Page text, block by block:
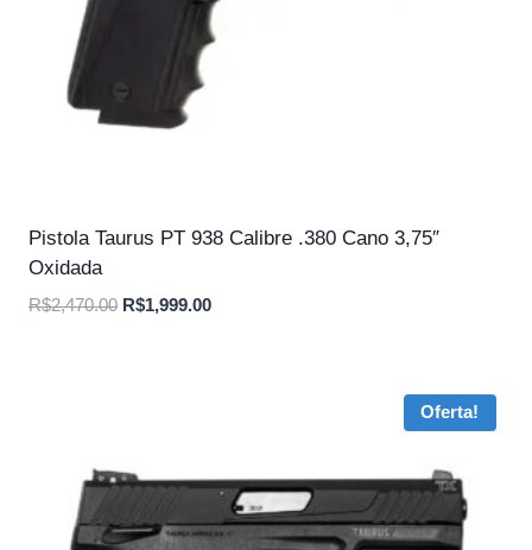
Pistola Taurus PT 938 Calibre .380 Cano 3,75″
Oxidada
R$2,470.00 O
R$1,999.00O
Oferta!